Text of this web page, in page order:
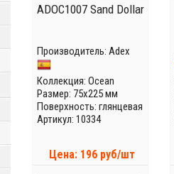
ADOC1007 Sand Dollar
Производитель: Adex
Коллекция: Ocean
Размер: 75x225 мм
Поверхность: глянцевая
Артикул: 10334
Цена: 196 руб/шт